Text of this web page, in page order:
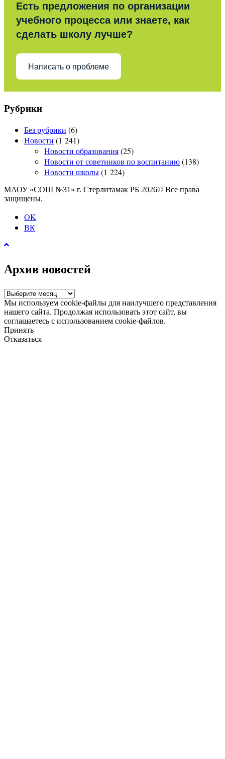
Есть предложения по организации
учебного процесса или знаете, как
сделать школу лучше?
Написать о проблеме
Рубрики
Без рубрики (6)
Новости (1 241)
Новости образования(25)
Новости от советников по воспитанию(138)
Новости школы(1 224)
МАОУ «СОШ №31» г. Стерлитамак РБ 2026© Все права
защищены.
OK
ВК
Архив новостей
Архив
новостей
Мы используем cookie-файлы для наилучшего представления
нашего сайта. Продолжая использовать этот сайт, вы
соглашаетесь с использованием cookie-файлов.
Принять
Отказаться